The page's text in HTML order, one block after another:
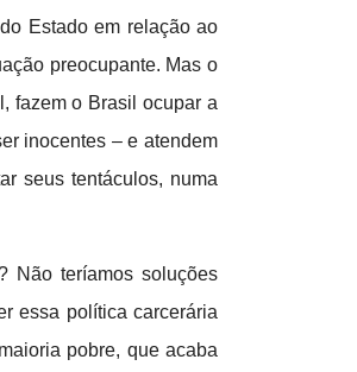
Estado em relação ao
preocupante. Mas o
fazem o Brasil ocupar a
inocentes – e atendem
seus tentáculos, numa
Não teríamos soluções
essa política carcerária
pobre, que acaba